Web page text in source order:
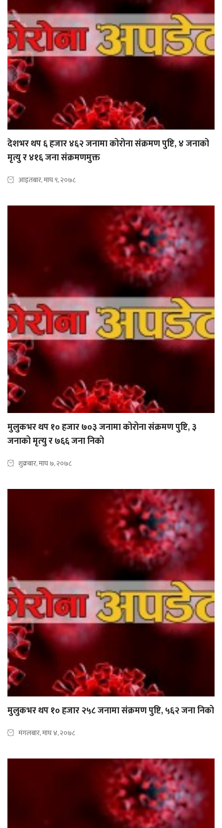
देशभर थप ६ हजार ४६२ जनामा कोरोना संक्रमण पुष्टि, ४ जनाको
मृत्यु र ४१६ जना संक्रमणमुक्त
आइतबार, माघ ९, २०७८
मुलुकभर थप १० हजार ७०३ जनामा कोरोना संक्रमण पुष्टि, ३
जनाको मृत्‍यु र ७६६ जना निको
शुक्रबार, माघ ७, २०७८
मुलुकभर थप १० हजार २५८ जनामा संक्रमण पुष्टि, ५६२ जना निको
मंगलबार, माघ ४, २०७८